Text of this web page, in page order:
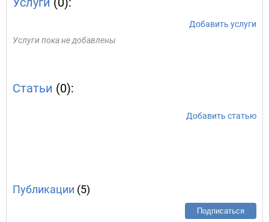
Добавить услуги
Услуги пока не добавлены
Статьи (0):
Добавить статью
Публикации (5)
Подписаться